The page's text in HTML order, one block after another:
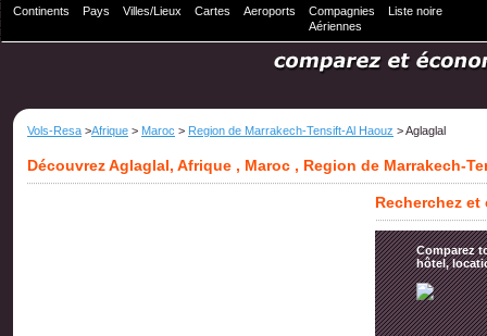
Continents Pays Villes/Lieux Cartes Aeroports
Compagnies
Aériennes
Liste noire
Vols-Resa >Afrique > Maroc > Region de Marrakech-Tensift-Al Haouz > Aglaglal
Découvrez Aglaglal, Afrique , Maroc , Region de Marrakech-
Recherchez
Comparez
hôtel,